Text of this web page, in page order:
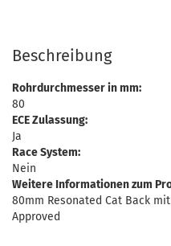
Beschreibung
Rohrdurchmesser in mm:
80
ECE Zulassung:
Ja
Race System:
Nein
Weitere Informationen zum
80mm Resonated Cat Back
Approved